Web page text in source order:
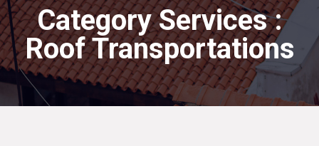
Category Services :
Roof Transportations